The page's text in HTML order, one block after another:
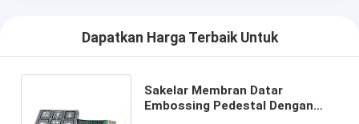
Dapatkan Harga Terbaik Untuk
Sakelar Membran Datar
Embossing Pedestal Dengan